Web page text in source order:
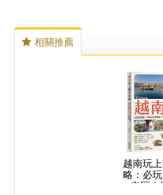
相關推薦
越南玩
略：必
×市區